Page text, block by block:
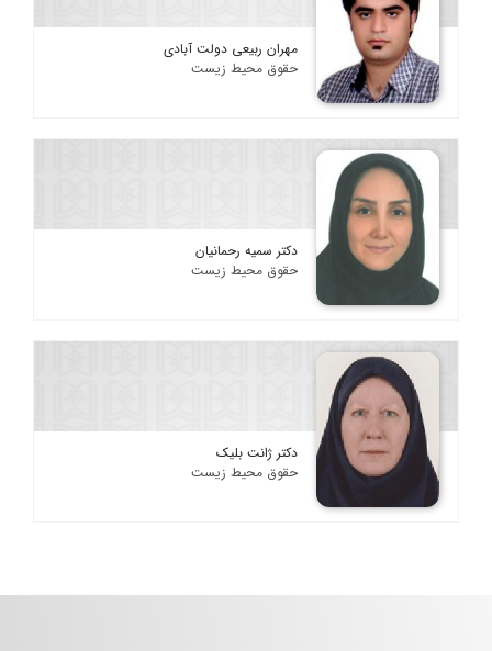
مهران ربیعی دولت آبادی
حقوق محیط زیست
دکتر سمیه رحمانیان
حقوق محیط زیست
دکتر ژانت بلیک
حقوق محیط زیست